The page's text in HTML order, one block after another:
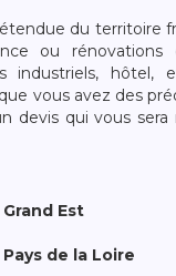
du territoire
ou
industriels, hôtel,
vous avez des
devis qui vous
Grand Est
Pays de la Loire